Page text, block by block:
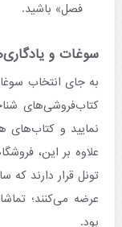
فصل» باشید.
سوغات و
به جای انتخاب
نمایید و کتاب‌های
علاوه بر این،
عرضه می‌کنند؛
بود.